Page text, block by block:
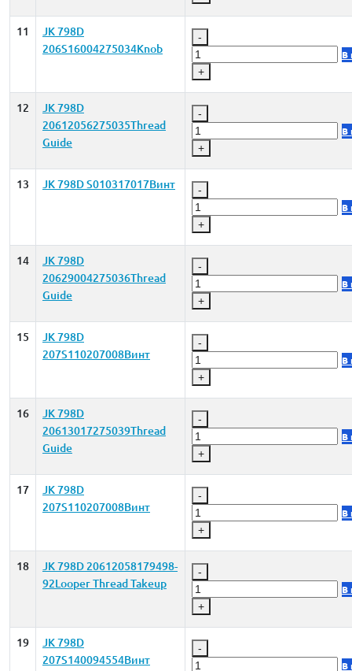
11
JK 798D
206S16004275034Knob
-
+
В
12
JK 798D
20612056275035Thread
Guide
-
+
В
13 JK 798D S010317017Винт -
+
В
14
JK 798D
20629004275036Thread
Guide
-
+
В
15
JK 798D
207S110207008Винт
-
+
В
16
JK 798D
20613017275039Thread
Guide
-
+
В
17
JK 798D
207S110207008Винт
-
+
В
18
JK 798D 20612058179498-
92Looper Thread Takeup
-
+
В
19
JK 798D
207S140094554Винт
-
В